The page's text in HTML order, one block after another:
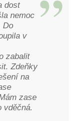
dost
nemoc
Do
v
zabalit
Zdeňky
na
zase
vděčná.